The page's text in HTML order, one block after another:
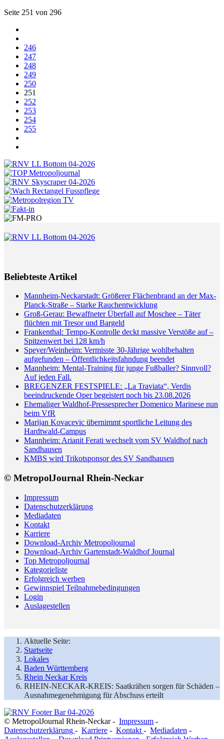
Seite 251 von 296
246
247
248
249
250
251
252
253
254
255
Beliebteste Artikel
Mannheim-Neckarstadt: Größerer Flächenbrand an der Max-
Planck-Straße – Starke Rauchentwicklung
Groß-Gerau: Bewaffneter Überfall auf Moschee – Täter
flüchten mit Tresor und Bargeld
Frankenthal: Tempo-Kontrolle deckt massive Verstöße auf –
Spitzenwert bei 128 km/h
Speyer/Weinheim: Vermisste 30-Jährige wohlbehalten
aufgefunden – Öffentlichkeitsfahndung beendet
Mannheim: Mental-Training für junge Fußballer? Sinnvoll?
Auf jeden Fall.
BREGENZER FESTSPIELE: „La Traviata“, Verdis
beeindruckende Oper begeistert noch bis 23.08.2026
Ehemaliger Waldhof-Pressesprecher Domenico Marinese nun
beim VfR
Marijan Kovacevic übernimmt sportliche Leitung des
Hardtwald-Campus
Mannheim: Arianit Ferati wechselt vom SV Waldhof nach
Sandhausen
KMBS wird Trikotsponsor des SV Sandhausen
© MetropolJournal Rhein-Neckar
Impressum
Datenschutzerklärung
Mediadaten
Kontakt
Karriere
Download-Archiv Metropoljournal
Download-Archiv Gartenstadt-Waldhof Journal
Top Metropoljournal
Kategorieliste
Erfolgreich werben
Gewinnspiel Teilnahmebedingungen
Login
Auslagestellen
Aktuelle Seite:
Startseite
Lokales
Baden Württemberg
Rhein Neckar Kreis
RHEIN-NECKAR-KREIS: Saatkrähen sorgen für Schäden –
Ausnahmegenehmigung für Abschuss erteilt
© MetropolJournal Rhein-Neckar - Impressum -
Datenschutzerklärung - Karriere - Kontakt - Mediadaten -